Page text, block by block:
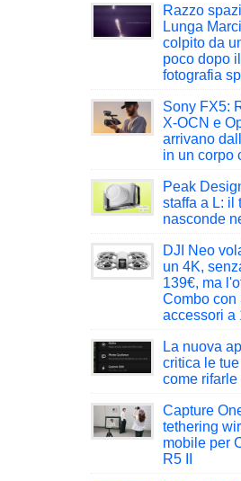
Razzo
Lunga
colpito da
poco dopo
fotografia
Sony FX5:
X-OCN e
arrivano
in un corpo
Peak
staffa a L: il
nasconde
DJI Neo
un 4K,
139€, ma
Combo con
accessori a
La nuova
critica le
come
Capture
tethering
mobile per
R5 II